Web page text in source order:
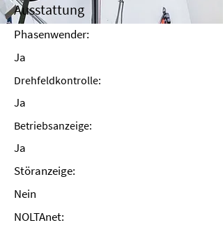
Ausstattung
Phasenwender:
Ja
Drehfeldkontrolle:
Ja
Betriebsanzeige:
Ja
Störanzeige:
Nein
NOLTAnet: